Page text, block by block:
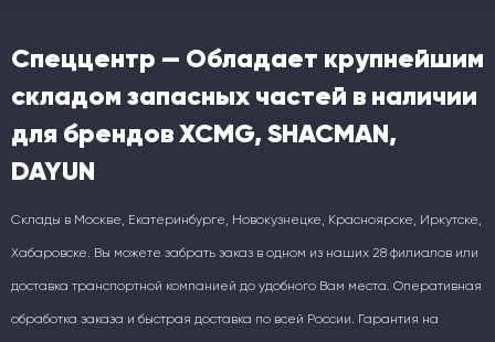
Спеццентр — Обладает крупнейшим
складом запасных частей в наличии
для брендов XCMG, SHACMAN,
DAYUN
Склады в Москве, Екатеринбурге, Новокузнецке, Красноярске, Иркутске,
Хабаровске. Вы можете забрать заказ в одном из наших 28 филиалов или
доставка транспортной компанией до удобного Вам места. Оперативная
обработка заказа и быстрая доставка по всей России. Гарантия на